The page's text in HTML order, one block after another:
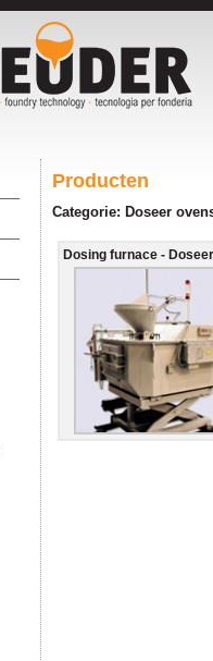
Producten
Categorie: Doseer
Dosing furnace -